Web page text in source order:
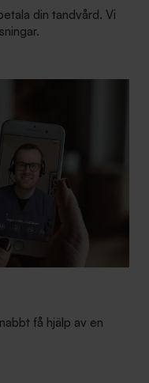
din tandvård. Vi
få hjälp av en